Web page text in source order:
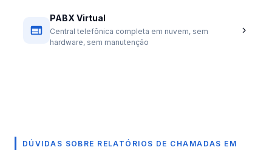
PABX Virtual
Central telefônica completa em nuvem, sem
hardware, sem manutenção
DÚVIDAS SOBRE RELATÓRIOS DE CHAMADAS EM